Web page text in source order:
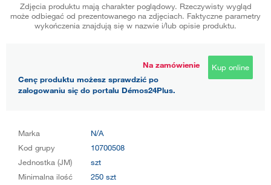
Zdjęcia produktu mają charakter poglądowy. Rzeczywisty wygląd
może odbiegać od prezentowanego na zdjęciach. Faktyczne parametry
wykończenia znajdują się w nazwie i/lub opisie produktu.
Na zamówienie
Cenę produktu możesz sprawdzić po
zalogowaniu się do portalu Démos24Plus.
Kup online
Marka
N/A
Kod grupy
10700508
Jednostka (JM)
szt
Minimalna ilość
250 szt